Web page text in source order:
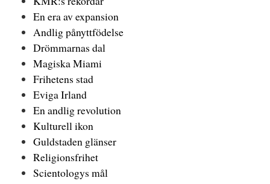
En era av expansion
Andlig pånyttfödelse
Drömmarnas dal
Magiska Miami
Frihetens stad
Eviga Irland
En andlig revolution
Kulturell ikon
Guldstaden glänser
Religionsfrihet
Scientologys mål